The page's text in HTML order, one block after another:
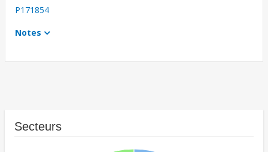
P171854
Notes
Secteurs